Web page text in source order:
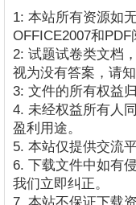
1: 本站所有资源如
OFFICE2007和PDF
2: 试题试卷类文档
视为没有答案，请知
3: 文件的所有权益
4. 未经权益所有人
盈利用途。
5. 本站仅提供交流
6. 下载文件中如有
我们立即纠正。